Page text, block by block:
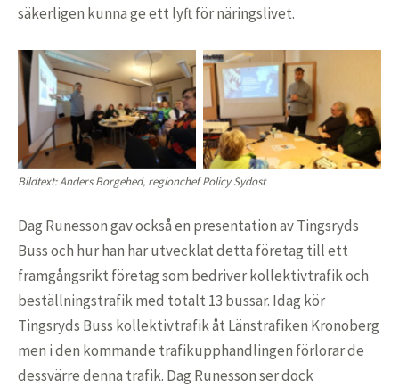
säkerligen kunna ge ett lyft för näringslivet.
Bildtext: Anders Borgehed, regionchef Policy Sydost
Dag Runesson gav också en presentation av Tingsryds
Buss och hur han har utvecklat detta företag till ett
framgångsrikt företag som bedriver kollektivtrafik och
beställningstrafik med totalt 13 bussar. Idag kör
Tingsryds Buss kollektivtrafik åt Länstrafiken Kronoberg
men i den kommande trafikupphandlingen förlorar de
dessvärre denna trafik. Dag Runesson ser dock